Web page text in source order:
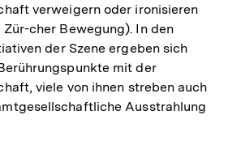
verweigern oder ironisieren
cher Bewegung). In den
der Szene ergeben sich
mit der
viele von ihnen streben auch
Ausstrahlung